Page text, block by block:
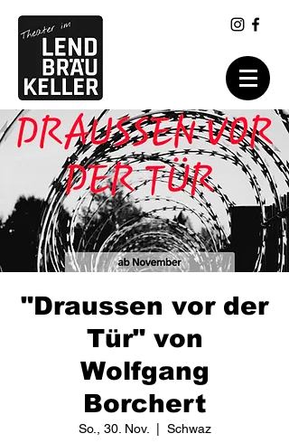
"Draussen vor der
Tür" von
Wolfgang
Borchert
So., 30. Nov. Schwaz